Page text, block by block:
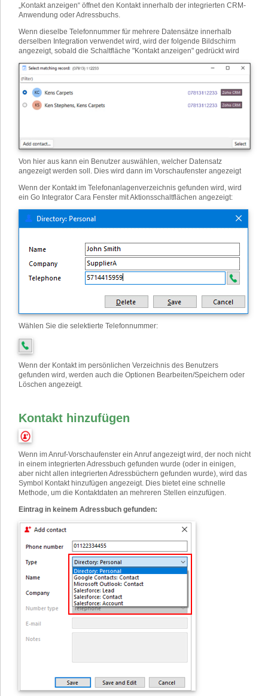
„Kontakt anzeigen“ öffnet den Kontakt innerhalb der integrierten CRM-
Anwendung oder Adressbuchs.
Wenn dieselbe Telefonnummer für mehrere Datensätze innerhalb
derselben Integration verwendet wird, wird der folgende Bildschirm
angezeigt, sobald die Schaltfläche "Kontakt anzeigen" gedrückt wird
Von hier aus kann ein Benutzer auswählen, welcher Datensatz
angezeigt werden soll. Dies wird dann im Vorschaufenster angezeigt
Wenn der Kontakt im Telefonanlagenverzeichnis gefunden wird, wird
ein Go Integrator Cara Fenster mit Aktionsschaltflächen angezeigt:
Wählen Sie die selektierte Telefonnummer:
Wenn der Kontakt im persönlichen Verzeichnis des Benutzers
gefunden wird, werden auch die Optionen Bearbeiten/Speichern oder
Löschen angezeigt.
Kontakt hinzufügen
Wenn im Anruf-Vorschaufenster ein Anruf angezeigt wird, der noch nicht
in einem integrierten Adressbuch gefunden wurde (oder in einigen,
aber nicht allen integrierten Adressbüchern gefunden wurde), wird das
Symbol Kontakt hinzufügen angezeigt. Dies bietet eine schnelle
Methode, um die Kontaktdaten an mehreren Stellen einzufügen.
Eintrag in keinem Adressbuch gefunden: